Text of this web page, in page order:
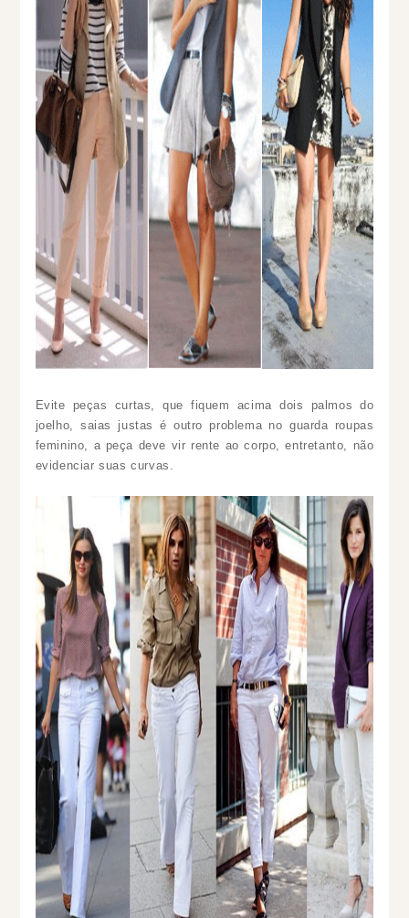
Evite peças curtas, que fiquem acima dois palmos do
joelho, saias justas é outro problema no guarda roupas
feminino, a peça deve vir rente ao corpo, entretanto, não
evidenciar suas curvas.